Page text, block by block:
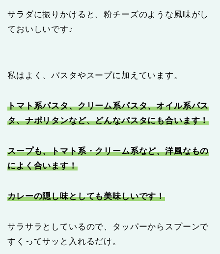
サラダに振りかけると、粉チーズのような風味がし
ておいしいです♪
私はよく、パスタやスープに加えています。
トマト系パスタ、クリーム系パスタ、オイル系パス
タ、ナポリタンなど、どんなパスタにも合います！
スープも、トマト系・クリーム系など、洋風なもの
によく合います！
カレーの隠し味としても美味しいです！
サラサラとしているので、タッパーからスプーンで
すくってサッと入れるだけ。